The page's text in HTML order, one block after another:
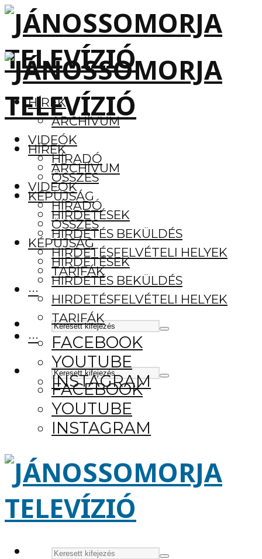
HÍREK
ARCHÍVUM
VIDEÓK
HÍRADÓ
ÖSSZES
KÉPÚJSÁG
HIRDETÉSEK
HIRDETÉS BEKÜLDÉS
HIRDETÉSFELVÉTELI HELYEK
TARIFÁK
···
FACEBOOK
YOUTUBE
INSTAGRAM
HÍREK
ARCHÍVUM
VIDEÓK
HÍRADÓ
ÖSSZES
KÉPÚJSÁG
HIRDETÉSEK
HIRDETÉS BEKÜLDÉS
HIRDETÉSFELVÉTELI HELYEK
TARIFÁK
···
FACEBOOK
YOUTUBE
INSTAGRAM